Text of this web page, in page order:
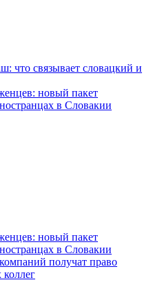
что связывает словацкий и
новый пакет
в Словакии
новый пакет
в Словакии
получат право
коллег